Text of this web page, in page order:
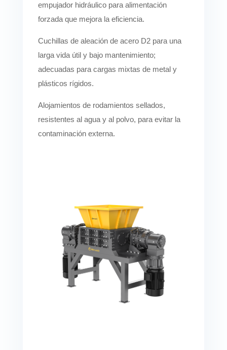
empujador hidráulico para alimentación
forzada que mejora la eficiencia.
Cuchillas de aleación de acero D2 para una
larga vida útil y bajo mantenimiento;
adecuadas para cargas mixtas de metal y
plásticos rígidos.
Alojamientos de rodamientos sellados,
resistentes al agua y al polvo, para evitar la
contaminación externa.